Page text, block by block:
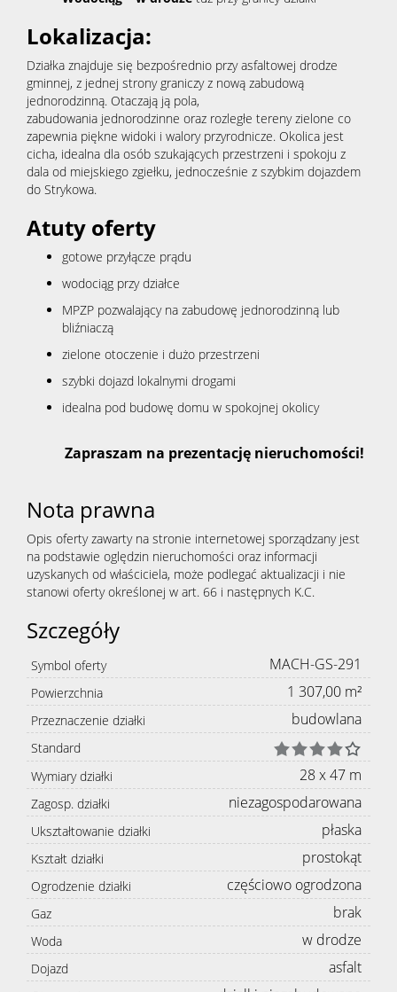
Lokalizacja:
Działka znajduje się bezpośrednio przy asfaltowej drodze
gminnej, z jednej strony graniczy z nową zabudową
jednorodzinną. Otaczają ją pola,
zabudowania jednorodzinne oraz rozległe tereny zielone co
zapewnia piękne widoki i walory przyrodnicze. Okolica jest
cicha, idealna dla osób szukających przestrzeni i spokoju z
dala od miejskiego zgiełku, jednocześnie z szybkim dojazdem
do Strykowa.
Atuty oferty
gotowe przyłącze prądu
wodociąg przy działce
MPZP pozwalający na zabudowę jednorodzinną lub
bliźniaczą
zielone otoczenie i dużo przestrzeni
szybki dojazd lokalnymi drogami
idealna pod budowę domu w spokojnej okolicy
Zapraszam na prezentację nieruchomości!
Nota prawna
Opis oferty zawarty na stronie internetowej sporządzany jest
na podstawie oględzin nieruchomości oraz informacji
uzyskanych od właściciela, może podlegać aktualizacji i nie
stanowi oferty określonej w art. 66 i następnych K.C.
Szczegóły
Symbol oferty MACH-GS-291
Powierzchnia 1 307,00 m²
Przeznaczenie działki budowlana
Standard
Wymiary działki
28 x 47 m
Zagosp. działki niezagospodarowana
Ukształtowanie działki płaska
Kształt działki prostokąt
Ogrodzenie działki częściowo ogrodzona
Gaz brak
Woda w drodze
Dojazd asfalt